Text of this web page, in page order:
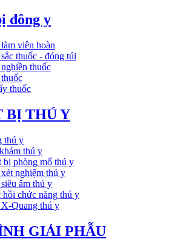
đông y
viên hoàn
thuốc - đóng túi
thuốc
thuốc
BỊ THÚ Y
thú y
thú y
bị phòng mổ thú y
nghiệm thú y
âm thú y
hồi chức năng thú y
Quang thú y
GIẢI PHẪU